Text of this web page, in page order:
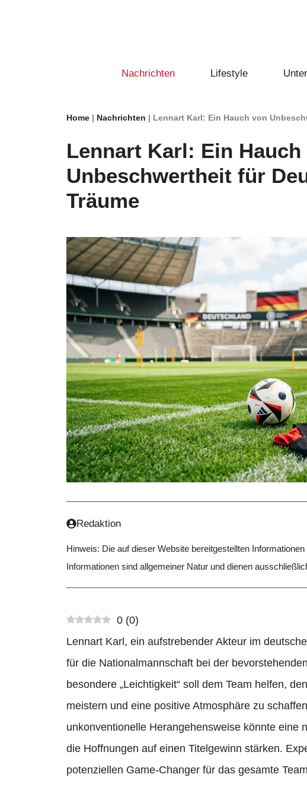
Nachrichten Lifestyle
Home | Nachrichten | Lennart Karl: Ein Hauch von
Lennart Karl: Ein Hauch
Unbeschwertheit für
Träume
Redaktion
Hinweis: Die auf dieser Website bereitgestellten
Informationen sind allgemeiner Natur und dienen
0 (0)
Lennart Karl, ein aufstrebender Akteur im
für die Nationalmannschaft bei der
besondere „Leichtigkeit“ soll dem Team helfen,
meistern und eine positive Atmosphäre zu
unkonventionelle Herangehensweise könnte eine
die Hoffnungen auf einen Titelgewinn stärken.
potenziellen Game-Changer für das gesamte